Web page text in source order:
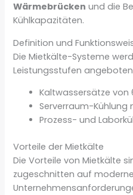
Wärmebrücken und die
Kühlkapazitäten.
Definition und
Die Mietkälte-Systeme
Leistungsstufen
Kaltwassersätze von
Serverraum-Kühlung
Prozess- und
Vorteile der Mietkälte
Die Vorteile von Mietkälte
zugeschnitten auf moderne